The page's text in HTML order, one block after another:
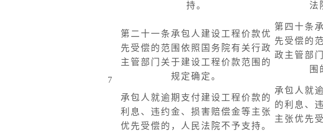
持。
法
7
第二十一条承包人建设工程价款优
先受偿的范围依照国务院有关行政
主管部门关于建设工程价款范围的
规定确定。
承包人就逾期支付建设工程价款的
利息、违约金、损害赔偿金等主张
优先受偿的，人民法院不予支持。
第四十条
先受偿的
政主管部
围
承包人就
的利息、
主张优先